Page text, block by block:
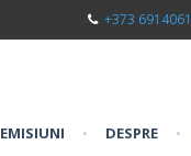
+373
EMISIUNI • DESPRE •